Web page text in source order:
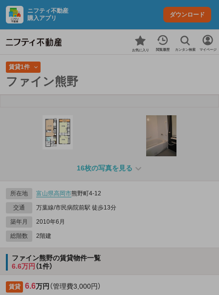
ニフティ不動産
購入アプリ
ダウンロード
お気に入り 閲覧履歴 カンタン検索 マイページ
賃貸1件
ファイン熊野
16枚の写真を見る
所在地 富山県高岡市熊野町4-12
交通 万葉線/市民病院前駅 徒歩13分
築年月 2010年6月
総階数 2階建
ファイン熊野の賃貸物件一覧
6.6万円（1件）
賃貸 6.6万円（管理費3,000円）